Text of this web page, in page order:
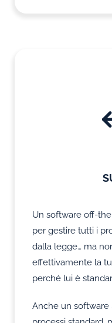
Un software off-
per gestire tutti i
dalla legge… ma
effettivamente la
perché lui è
Anche un software